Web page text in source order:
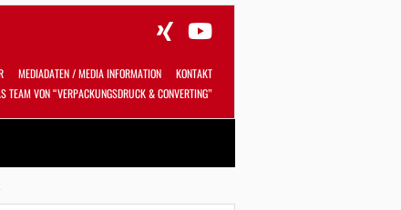
MEDIADATEN / MEDIA INFORMATION
KONTAKT
TEAM VON “VERPACKUNGSDRUCK & CONVERTING”